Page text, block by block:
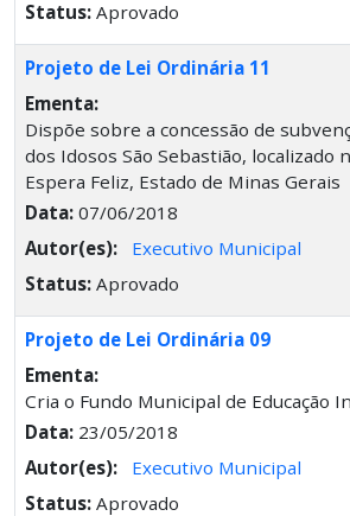
Status: Aprovado
Projeto de Lei Ordinária 11
Ementa:
Dispõe sobre a concessão de
dos Idosos São Sebastião, localizado
Espera Feliz, Estado de Minas Gerais
Data: 07/06/2018
Autor(es):
Executivo Municipal
Status: Aprovado
Projeto de Lei Ordinária 09
Ementa:
Cria o Fundo Municipal de Educação
Data: 23/05/2018
Autor(es):
Executivo Municipal
Status: Aprovado